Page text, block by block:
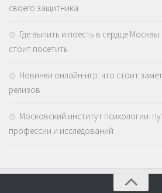
своего защитника
Где выпить и поесть в сердце
стоит посетить
Новинки онлайн-игр: что стоит
релизов
Московский институт психологии:
профессии и исследований